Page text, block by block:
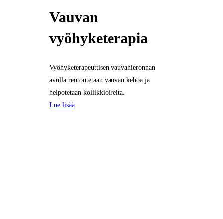
Vauvan
vyöhyketerapia
Vyöhyketerapeuttisen vauvahieronnan
avulla rentoutetaan vauvan kehoa ja
helpotetaan koliikkioireita.
Lue lisää